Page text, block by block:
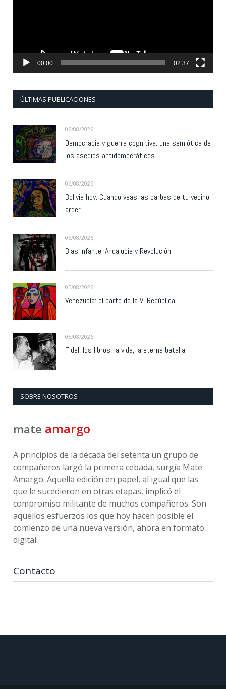
00:00 02:37
ÚLTIMAS PUBLICACIONES
06/08/2026
Democracia y guerra cognitiva: una semiótica de
los asedios antidemocráticos
06/08/2026
Bolivia hoy: Cuando veas las barbas de tu vecino
arder…
05/08/2026
Blas Infante: Andalucía y Revolución.
05/08/2026
Venezuela: el parto de la VI República
05/08/2026
Fidel, los libros, la vida, la eterna batalla
SOBRE NOSOTROS
mate amargo
A principios de la década del setenta un grupo de
compañeros largó la primera cebada, surgía Mate
Amargo. Aquella edición en papel, al igual que las
que le sucedieron en otras etapas, implicó el
compromiso militante de muchos compañeros. Son
aquellos esfuerzos los que hoy hacen posible el
comienzo de una nueva versión, ahora en formato
digital.
Contacto